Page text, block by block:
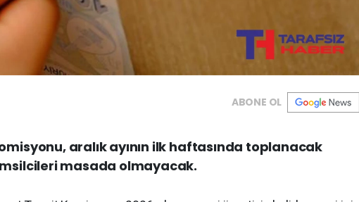
ABONE OL
aralık ayının ilk haftasında toplanacak
masada olmayacak.